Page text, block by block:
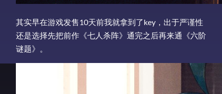
其实早在游戏发售10天前我就拿到了key，出于严谨性
还是选择先把前作《七人杀阵》通完之后再来通《六阶
谜题》。